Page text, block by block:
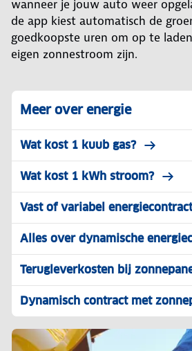
wanneer je jouw auto weer
de app kiest automatisch de
goedkoopste uren om op te
eigen zonnestroom zijn.
Meer over energie
Wat kost 1 kuub gas?
Wat kost 1 kWh stroom?
Vast of variabel
Alles over dynamische
Terugleverkosten bij
Dynamisch contract met